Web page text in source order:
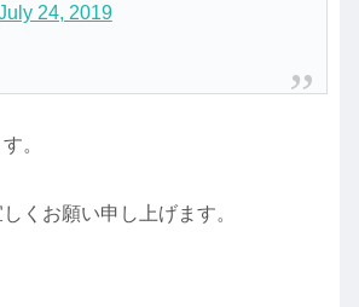
24, 2019
。
くお願い申し上げます。